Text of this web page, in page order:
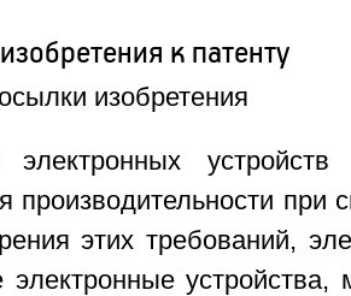
к патенту
изобретения
электронных устройств
производительности при
этих требований,
электронные